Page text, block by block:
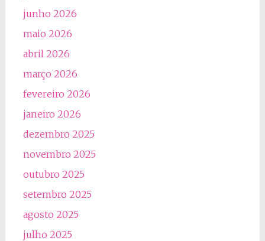
junho 2026
maio 2026
abril 2026
março 2026
fevereiro 2026
janeiro 2026
dezembro 2025
novembro 2025
outubro 2025
setembro 2025
agosto 2025
julho 2025